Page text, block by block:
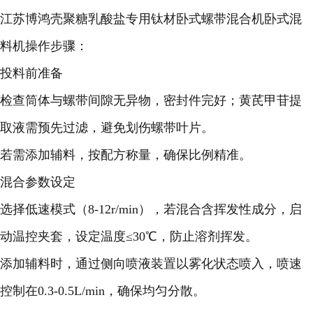
江苏博鸿壳聚糖乳酸盐专用钛材卧式螺带混合机卧式混
料机操作步骤：
投料前准备
检查筒体与螺带间隙无异物，密封件完好；黄芪甲苷提
取液需预先过滤，避免划伤螺带叶片。
若需添加辅料，按配方称量，确保比例精准。
混合参数设定
选择低速模式（8-12r/min），若混合含挥发性成分，启
动温控夹套，设定温度≤30℃，防止溶剂挥发。
添加辅料时，通过侧向喷液装置以雾化状态喷入，喷速
控制在0.3-0.5L/min，确保均匀分散。